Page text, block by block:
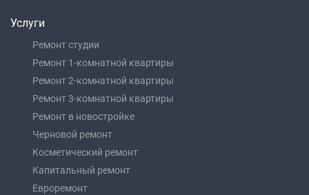
Услуги
Ремонт студии
Ремонт 1-комнатной квартиры
Ремонт 2-комнатной квартиры
Ремонт 3-комнатной квартиры
Ремонт в новостройке
Черновой ремонт
Косметический ремонт
Капитальный ремонт
Евроремонт